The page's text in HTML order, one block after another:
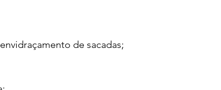
de sacadas;